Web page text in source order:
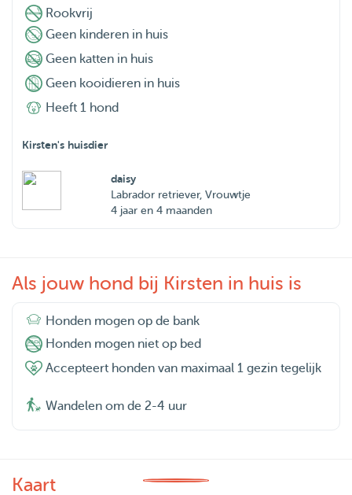
Rookvrij
Geen kinderen in huis
Geen katten in huis
Geen kooidieren in huis
Heeft 1 hond
Kirsten's huisdier
daisy
Labrador retriever, Vrouwtje
4 jaar en 4 maanden
Als jouw hond bij Kirsten in huis is
Honden mogen op de bank
Honden mogen niet op bed
Accepteert honden van maximaal 1 gezin tegelijk
Wandelen om de 2-4 uur
Kaart